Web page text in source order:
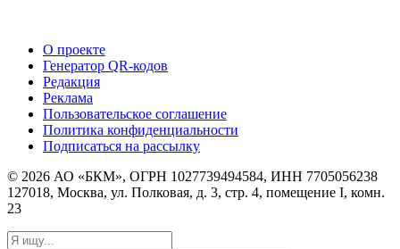
О проекте
Генератор QR-кодов
Редакция
Реклама
Пользовательское соглашение
Политика конфиденциальности
Подписаться на рассылку
© 2026 АО «БКМ», ОГРН 1027739494584, ИНН 7705056238
127018, Москва, ул. Полковая, д. 3, стр. 4, помещение I, комн.
23